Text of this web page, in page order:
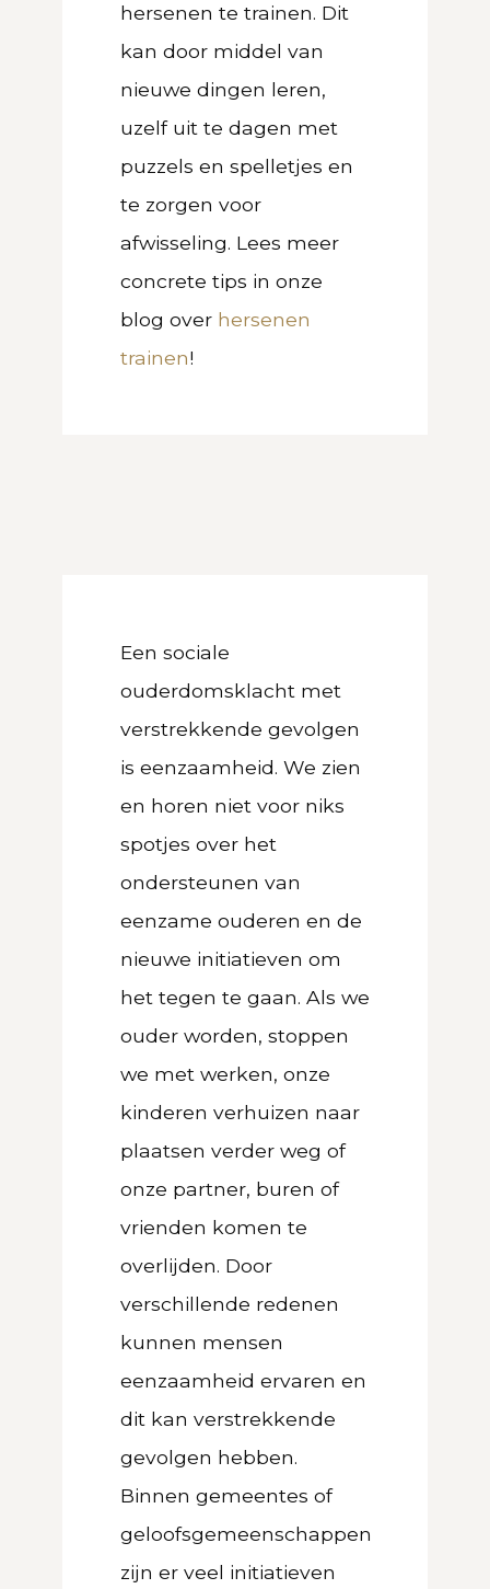
hersenen te trainen. Dit
kan door middel van
nieuwe dingen leren,
uzelf uit te dagen met
puzzels en spelletjes en
te zorgen voor
afwisseling. Lees meer
concrete tips in onze
blog over hersenen
trainen!
Een sociale
ouderdomsklacht met
verstrekkende gevolgen
is eenzaamheid. We zien
en horen niet voor niks
spotjes over het
ondersteunen van
eenzame ouderen en de
nieuwe initiatieven om
het tegen te gaan. Als we
ouder worden, stoppen
we met werken, onze
kinderen verhuizen naar
plaatsen verder weg of
onze partner, buren of
vrienden komen te
overlijden. Door
verschillende redenen
kunnen mensen
eenzaamheid ervaren en
dit kan verstrekkende
gevolgen hebben.
Binnen gemeentes of
geloofsgemeenschappen
zijn er veel initiatieven